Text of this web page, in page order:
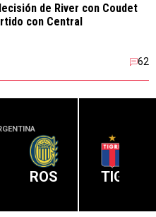
de River con Coudet
con Central
62
ROS TIG